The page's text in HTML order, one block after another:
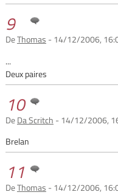
9
DeThomas - 14/12/2006,
...
Deux paires
10
DeDa Scritch - 14/12/2006,
Brelan
11
DeThomas - 14/12/2006,